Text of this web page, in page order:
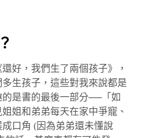
好，我們生了兩個孩子》，
生孩子，這些對我來說都是
是書的最後一部分──「如
姐和弟弟每天在家中爭寵、
口角 (因為弟弟還未懂說